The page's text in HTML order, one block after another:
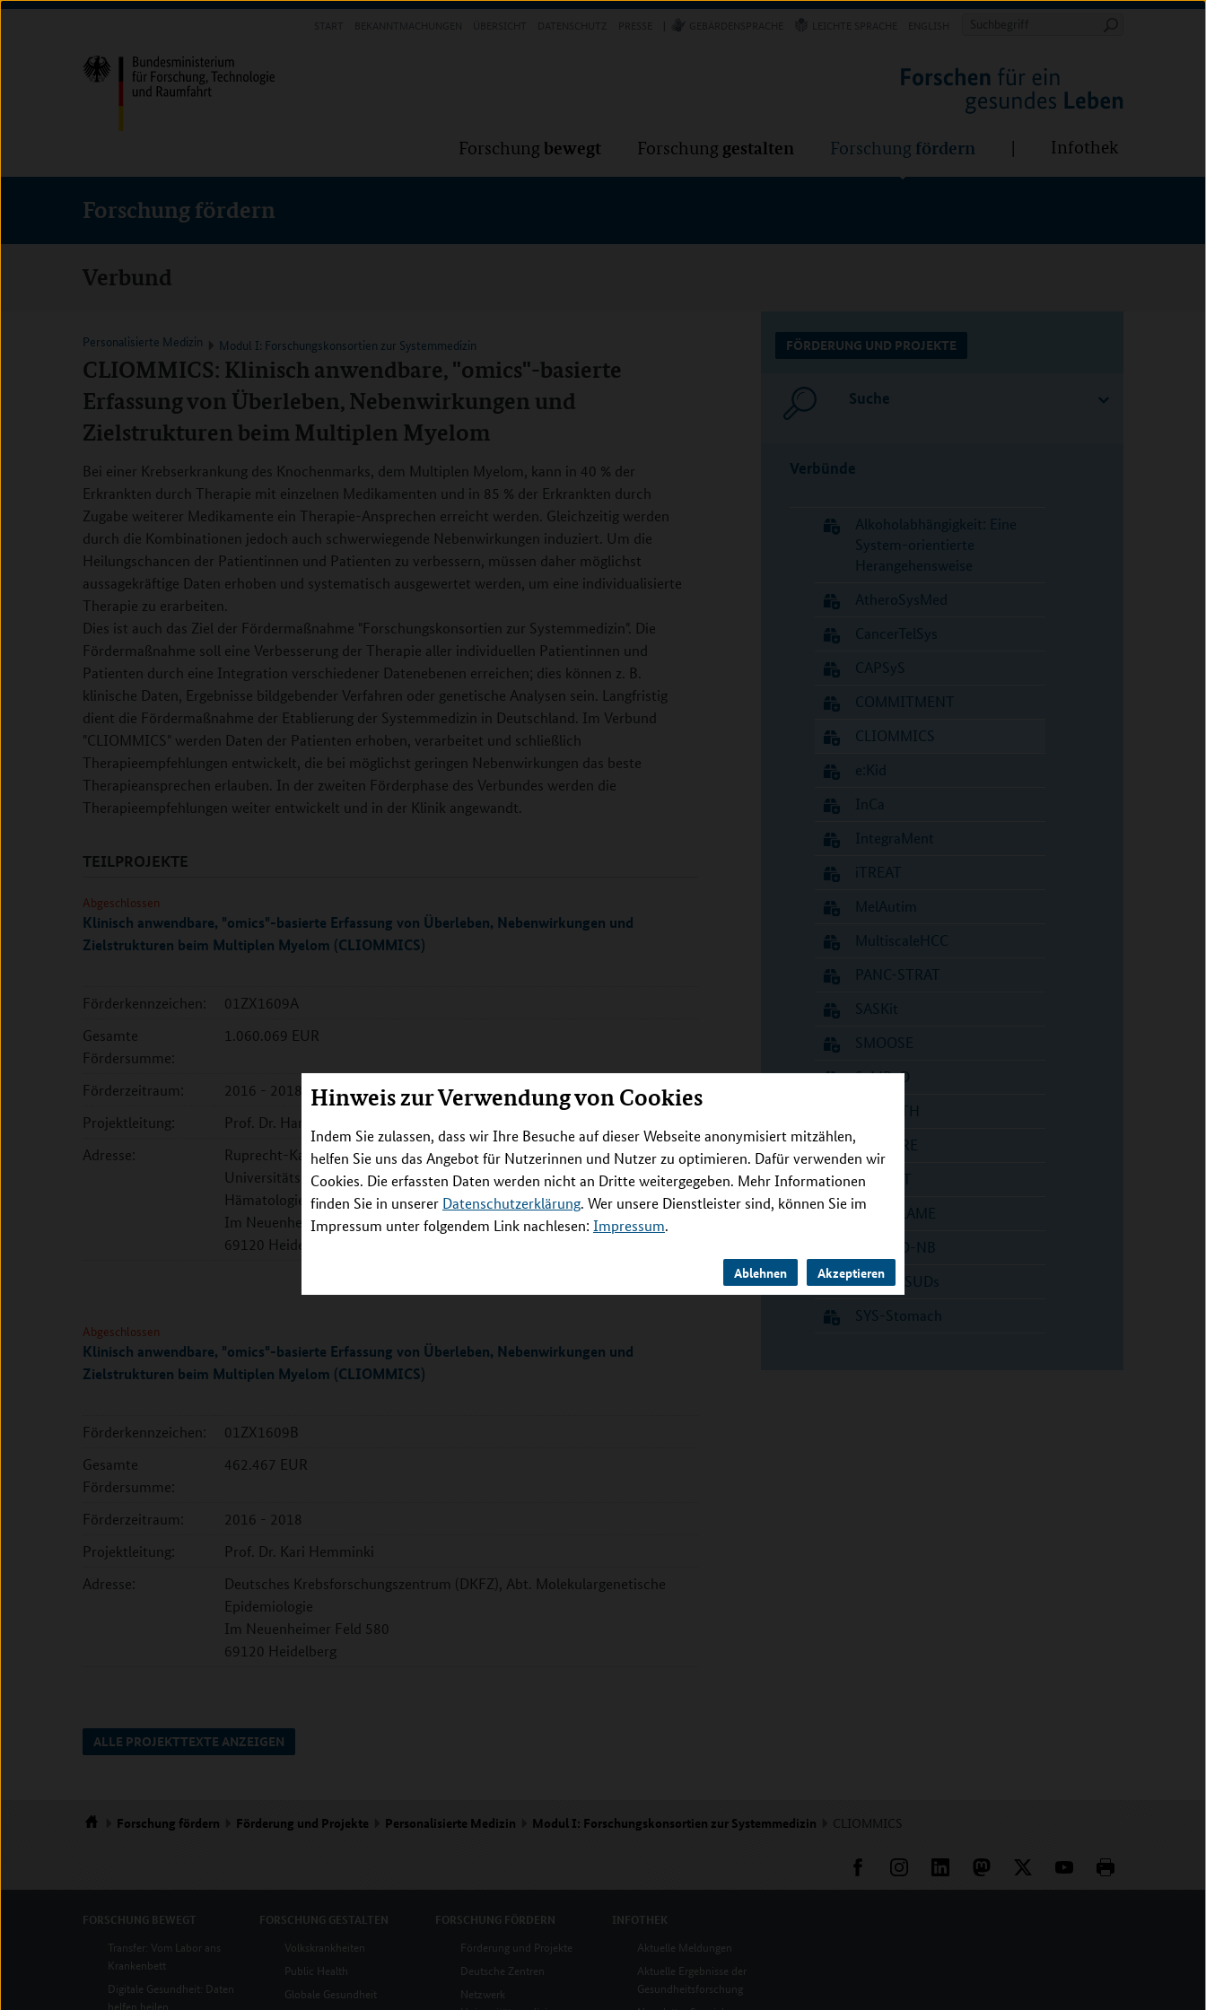
Hinweis zur Verwendung von Cookies
Indem Sie zulassen, dass wir Ihre Besuche auf dieser Webseite anonymisiert mitzählen,
helfen Sie uns das Angebot für Nutzerinnen und Nutzer zu optimieren. Dafür verwenden wir
Cookies. Die erfassten Daten werden nicht an Dritte weitergegeben. Mehr Informationen
finden Sie in unserer Datenschutzerklärung. Wer unsere Dienstleister sind, können Sie im
Impressum unter folgendem Link nachlesen: Impressum.
Ablehnen Akzeptieren
Direkt
(Eingabetaste)
Direkt
(Eingabetaste)
Direkt
(Eingabetaste)
Suchbegriff
Forschung bewegt Forschung gestalten Forschung fördern Infothek
Forschung fördern
Verbund
Personalisierte Medizin Modul I: Forschungskonsortien zur Systemmedizin
CLIOMMICS: Klinisch anwendbare, "omics"-basierte
Erfassung von Überleben, Nebenwirkungen und
Zielstrukturen beim Multiplen Myelom
Bei einer Krebserkrankung des Knochenmarks, dem Multiplen Myelom, kann in 40 % der
Erkrankten durch Therapie mit einzelnen Medikamenten und in 85 % der Erkrankten durch
Zugabe weiterer Medikamente ein Therapie-Ansprechen erreicht werden. Gleichzeitig werden
durch die Kombinationen jedoch auch schwerwiegende Nebenwirkungen induziert. Um die
Heilungschancen der Patientinnen und Patienten zu verbessern, müssen daher möglichst
aussagekräftige Daten erhoben und systematisch ausgewertet werden, um eine individualisierte
Therapie zu erarbeiten.
Dies ist auch das Ziel der Fördermaßnahme "Forschungskonsortien zur Systemmedizin". Die
Fördermaßnahme soll eine Verbesserung der Therapie aller individuellen Patientinnen und
Patienten durch eine Integration verschiedener Datenebenen erreichen; dies können z. B.
klinische Daten, Ergebnisse bildgebender Verfahren oder genetische Analysen sein. Langfristig
dient die Fördermaßnahme der Etablierung der Systemmedizin in Deutschland. Im Verbund
"CLIOMMICS" werden Daten der Patienten erhoben, verarbeitet und schließlich
Therapieempfehlungen entwickelt, die bei möglichst geringen Nebenwirkungen das beste
Therapieansprechen erlauben. In der zweiten Förderphase des Verbundes werden die
Therapieempfehlungen weiter entwickelt und in der Klinik angewandt.
TEILPROJEKTE
Abgeschlossen
Klinisch anwendbare, "omics"-basierte Erfassung von Überleben, Nebenwirkungen und
Zielstrukturen beim Multiplen Myelom (CLIOMMICS)
Förderkennzeichen:
01ZX1609A
Gesamte
Fördersumme:
1.060.069 EUR
Förderzeitraum:
2016 - 2018
Projektleitung:
Prof. Dr. Hartmut Goldschmidt
Adresse:
Ruprecht-Karls-Universität Heidelberg, Medizinische Fakultät und
Universitätsklinikum Heidelberg, Medizinische Klinik - Innere Medizin V,
Hämatologie, Onkologie und Rheumatologie
Im Neuenheimer Feld 410
69120 Heidelberg
Abgeschlossen
Klinisch anwendbare, "omics"-basierte Erfassung von Überleben, Nebenwirkungen und
Zielstrukturen beim Multiplen Myelom (CLIOMMICS)
Förderkennzeichen:
01ZX1609B
Gesamte
Fördersumme:
462.467 EUR
Förderzeitraum:
2016 - 2018
Projektleitung:
Prof. Dr. Kari Hemminki
Adresse:
Deutsches Krebsforschungszentrum (DKFZ), Abt. Molekulargenetische
Epidemiologie
Im Neuenheimer Feld 580
69120 Heidelberg
ALLE PROJEKTTEXTE ANZEIGEN
FÖRDERUNG UND PROJEKTE
Suche
Verbünde
Alkoholabhängigkeit: Eine
System-orientierte
Herangehensweise
AtheroSysMed
CancerTelSys
CAPSyS
COMMITMENT
CLIOMMICS
e:Kid
InCa
IntegraMent
iTREAT
MelAutim
MultiscaleHCC
PANC-STRAT
SASKit
SMOOSE
SyMBoD
SYMPATH
Sys_CARE
SYSIMIT
sysINFLAME
SYSMED-NB
SysMedSUDs
SYS-Stomach
Forschung fördern Förderung und Projekte Personalisierte Medizin Modul I: Forschungskonsortien zur Systemmedizin CLIOMMICS
FORSCHUNG BEWEGT
Transfer: Vom Labor ans
Krankenbett
Digitale Gesundheit: Daten
helfen heilen
FORSCHUNG GESTALTEN
Volkskrankheiten
Public Health
Globale Gesundheit
FORSCHUNG FÖRDERN
Förderung und Projekte
Deutsche Zentren
Netzwerk
INFOTHEK
Aktuelle Meldungen
Aktuelle Ergebnisse der
Gesundheitsforschung
Forschung Forschung Forschung fördern Infothek